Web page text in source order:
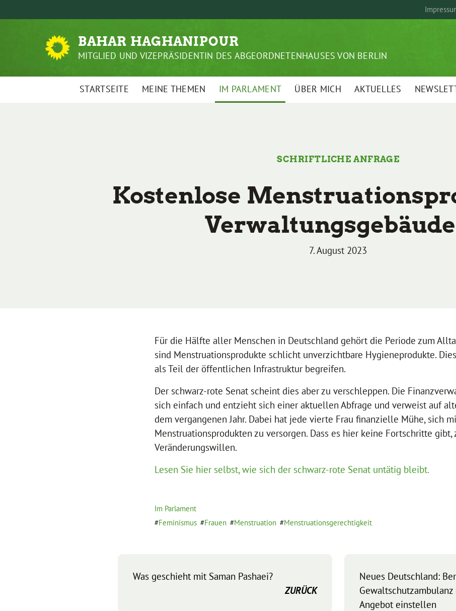
zum
BAHAR HAGHANIPOUR
MITGLIED UND VIZEPRÄSIDENTIN DES ABGEORDNETENHAUSES VON BERLIN
STARTSEITE MEINE THEMEN IM PARLAMENT ÜBER MICH AKTUELLES
SCHRIFTLICHE ANFRAGE
Kostenlose
7. August 2023
Für die Hälfte aller Menschen in Deutschland gehört die Periode zum
sind Menstruationsprodukte schlicht unverzichtbare Hygieneprodukte.
als Teil der öffentlichen Infrastruktur begreifen.
Der schwarz-rote Senat scheint dies aber zu verschleppen. Die
sich einfach und entzieht sich einer aktuellen Abfrage und verweist auf
dem vergangenen Jahr. Dabei hat jede vierte Frau finanzielle Mühe, sich
Menstruationsprodukten zu versorgen. Dass es hier keine Fortschritte
Veränderungswillen.
Lesen Sie hier selbst, wie sich der schwarz-rote Senat untätig bleibt.
Im Parlament
Feminismus
Frauen Menstruation Menstruationsgerechtigkeit
Was geschieht mit Saman Pashaei?
ZURÜCK
Neues Deutschland:
Gewaltschutzambulanz
Angebot einstellen